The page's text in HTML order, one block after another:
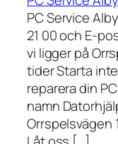
PC Service
21 00 och E-
vi ligger på
tider Starta
reparera din
namn
Orrspelsvägen